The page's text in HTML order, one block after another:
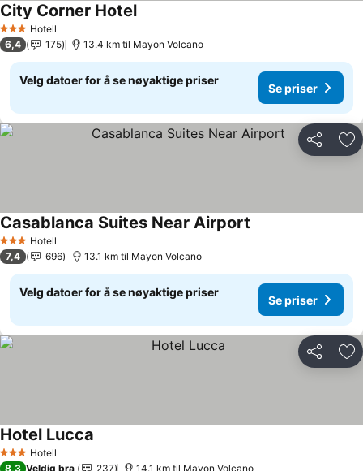
3 StjernerHotell
City Corner Hotel
6,4 175 13.4 km til Mayon Volcano
Velg datoer for å se nøyaktige priser
Se priser
Del
3 StjernerHotell
Casablanca Suites Near Airport
7,4 696 13.1 km til Mayon Volcano
Velg datoer for å se nøyaktige priser
Se priser
Del
3 StjernerHotell
Hotel Lucca
8,3 Veldig bra 237 14.1 km til Mayon Volcano